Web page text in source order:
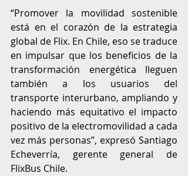
“Promover la movilidad sostenible
está en el corazón de la estrategia
global de Flix. En Chile, eso se traduce
en impulsar que los beneficios de la
transformación energética lleguen
también a los usuarios del
transporte interurbano, ampliando y
haciendo más equitativo el impacto
positivo de la electromovilidad a cada
vez más personas”, expresó Santiago
Echeverría, gerente general de
FlixBus Chile.